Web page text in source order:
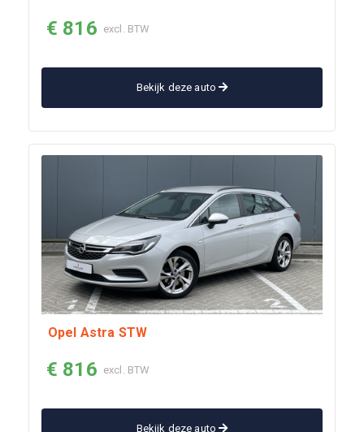
€ 816 excl. BTW
Bekijk deze auto
Opel Astra STW
€ 816 excl. BTW
Bekijk deze auto